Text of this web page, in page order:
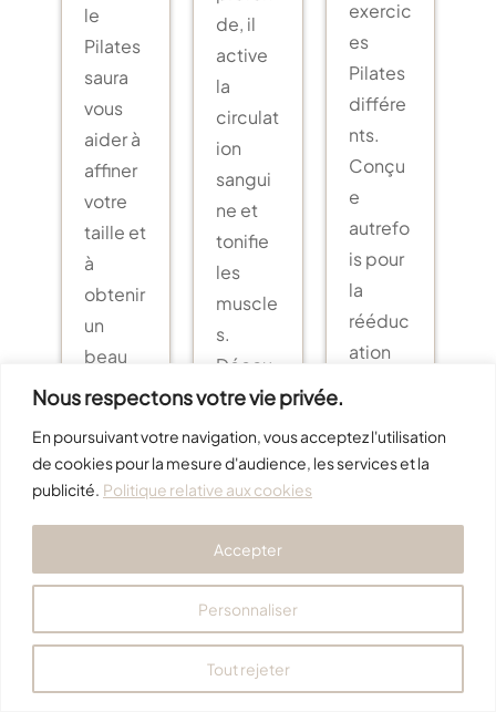
Nous respectons votre vie privée.
En poursuivant votre navigation, vous acceptez l'utilisation
de cookies pour la mesure d'audience, les services et la
publicité. Politique relative aux cookies
Personnaliser
Tout rejeter
Accepter
le
Pilates
saura
vous
aider à
affiner
votre
taille et
à
obtenir
un
beau
ventre
plat,
ferme
et
ressent
lire la
de, il
active
la
circulat
ion
sangui
ne et
tonifie
les
muscle
s.
Décou
vrez le
Hundre
d, avec
MB
Studio
Pilates,
le
studios
…
lire la
suite…
exercic
es
Pilates
différe
nts.
Conçu
e
autrefo
is pour
la
rééduc
ation
es
alités,
suite…